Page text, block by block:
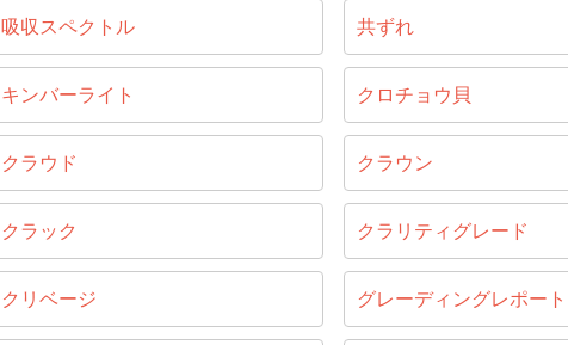
吸収スペクトル 共ずれ
キンバーライト クロチョウ貝
クラウド クラウン
クラック クラリティグレード
クリベージ グレーディングレポート